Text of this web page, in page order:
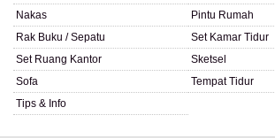
Nakas
Pintu Rumah
Rak Buku / Sepatu
Set Kamar Tidur
Set Ruang Kantor
Sketsel
Sofa
Tempat Tidur
Tips & Info